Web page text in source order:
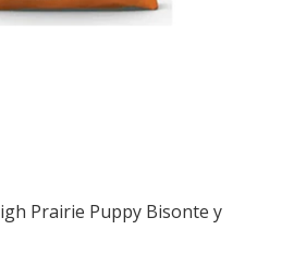
Prairie Puppy Bisonte y